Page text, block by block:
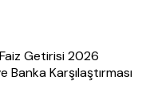
Getirisi 2026
Karşılaştırması